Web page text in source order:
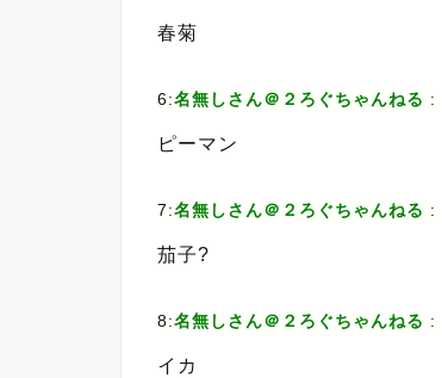
春菊
6:名無しさん＠２ろぐちゃんねる :
ピーマン
7:名無しさん＠２ろぐちゃんねる :
茄子?
8:名無しさん＠２ろぐちゃんねる :
イカ